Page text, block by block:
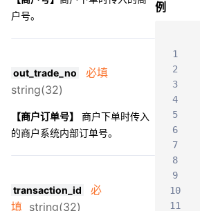
户号。
out_trade_no
必填
string(32)
【商户订单号】
商户下单时传入
的商户系统内部订单号。
transaction_id
必
填 string(32)
例
1
2
3
4
5
6
7
8
9
10
11